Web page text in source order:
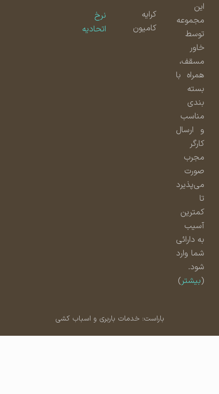
مجموعه
توسط
مسقف،
همراه با
بسته
بندی
مناسب
و ارسال
مجرب
صورت
می‌پذیرد
کمترین
آسیب
به دارائی
شما وارد
شود.
بیشتر)
کامیون
اتحادیه
باراست: خدمات باربری و اسباب کشی